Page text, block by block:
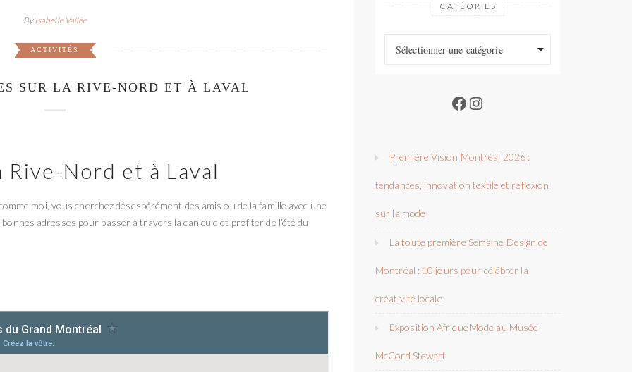
ByIsabelle Vallée
ACTIVITÉS
SUR LA RIVE-NORD ET À LAVAL
Nord et à Laval
moi, vous cherchez désespérément des amis ou de la famille avec une
adresses pour passer à travers la canicule et profiter de l’été du
CATÉORIES
Sélectionner une catégorie
Facebook
Instagram
Première Vision Montréal 2026 :
tendances, innovation textile et réflexion
sur la mode
La toute première Semaine Design de
Montréal : 10 jours pour célébrer la
créativité locale
Exposition Afrique Mode au Musée
McCord Stewart